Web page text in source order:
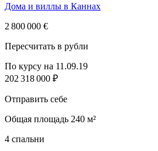
Дома и виллы в Каннах
2 800 000 €
Пересчитать в рубли
По курсу на 11.09.19
202 318 000 ₽
Отправить себе
Общая площадь 240 м²
4 спальни